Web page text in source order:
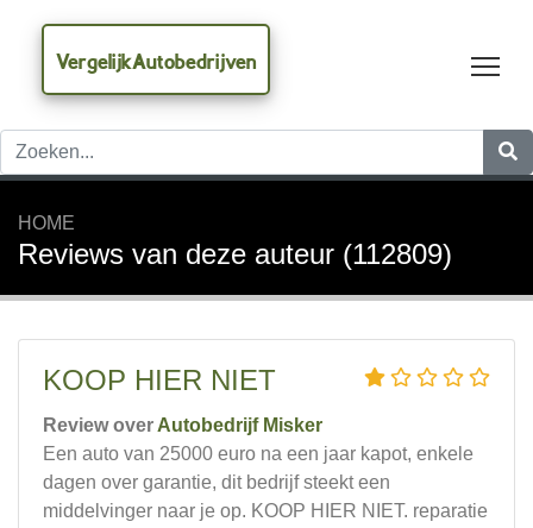
VergelijkAutobedrijven
HOME
Reviews van deze auteur (112809)
KOOP HIER NIET
Review over Autobedrijf Misker
Een auto van 25000 euro na een jaar kapot, enkele
dagen over garantie, dit bedrijf steekt een
middelvinger naar je op. KOOP HIER NIET. reparatie